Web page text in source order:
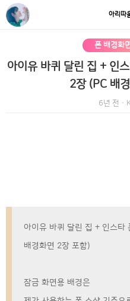
아리따
폰 배경화
아이유 바퀴 달린 집 + 인
2장 (PC 배
6년 전 ·
아이유 바퀴 달린 집 + 인스타
배경화면 2장 포함)
잠금 화면용 배경은